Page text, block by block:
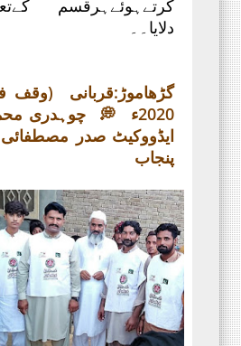
کرتےہوئےہرقسم
دلایا۔۔
گڑھاموڑ:قربانی (وقف
2020ء 💭 چوہدری
ایڈووکیٹ صدر
پنجاب